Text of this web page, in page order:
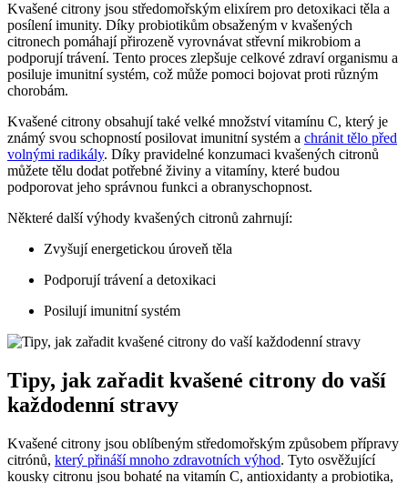
Kvašené citrony jsou středomořským elixírem pro detoxikaci těla a
posílení imunity. Díky probiotikům obsaženým v kvašených
citronech pomáhají přirozeně vyrovnávat střevní mikrobiom a
podporují trávení. Tento proces zlepšuje celkové zdraví organismu a
posiluje imunitní systém, což může pomoci bojovat proti různým
chorobám.
Kvašené citrony obsahují také velké množství vitamínu C, který je
známý svou schopností posilovat imunitní systém a chránit tělo před
volnými radikály. Díky pravidelné konzumaci kvašených citronů
můžete tělu dodat potřebné živiny a vitamíny, které budou
podporovat jeho správnou funkci a obranyschopnost.
Některé další výhody kvašených citronů zahrnují:
Zvyšují energetickou úroveň těla
Podporují trávení a detoxikaci
Posilují imunitní systém
Tipy, jak zařadit kvašené citrony do vaší
každodenní stravy
Kvašené citrony jsou oblíbeným středomořským způsobem přípravy
citrónů, který přináší mnoho zdravotních výhod. Tyto osvěžující
kousky citronu jsou bohaté na vitamín C, antioxidanty a probiotika,